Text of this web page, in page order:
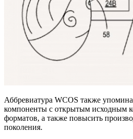
Аббревиатура WCOS также
компоненты с открытым исходным
форматов, а также повысить
поколения.